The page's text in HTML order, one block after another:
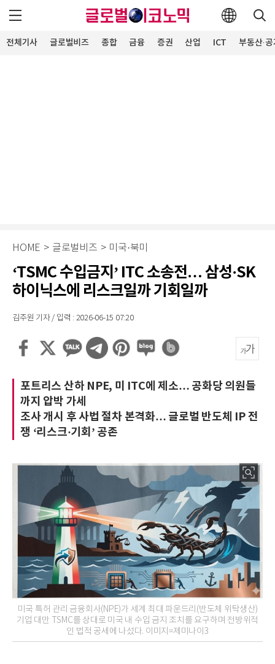
전체기사 글로벌비즈 종합 금융 증권 산업 ICT 부동산·
HOME > 글로벌비즈 > 미국·북미
‘TSMC 수입금지’ ITC 소송전… 삼성·SK
하이닉스에 리스크일까 기회일까
김주원 기자 / 입력 : 2026-06-15 07:20
포트리스 산하 NPE, 미 ITC에 제소… 공화당 의원들
까지 압박 가세
조사 개시 후 사법 절차 본격화… 글로벌 반도체 IP 전
쟁 ‘리스크·기회’ 공존
미국 특허 관리 금융회사(NPE)가 세계 최대 파운드리(반도체 위탁생산)
기업 대만 TSMC를 상대로 미국 내 수입 금지 조치를 요구하며 전방위적
인 법적 공세에 나섰다. 이미지=제미나이3